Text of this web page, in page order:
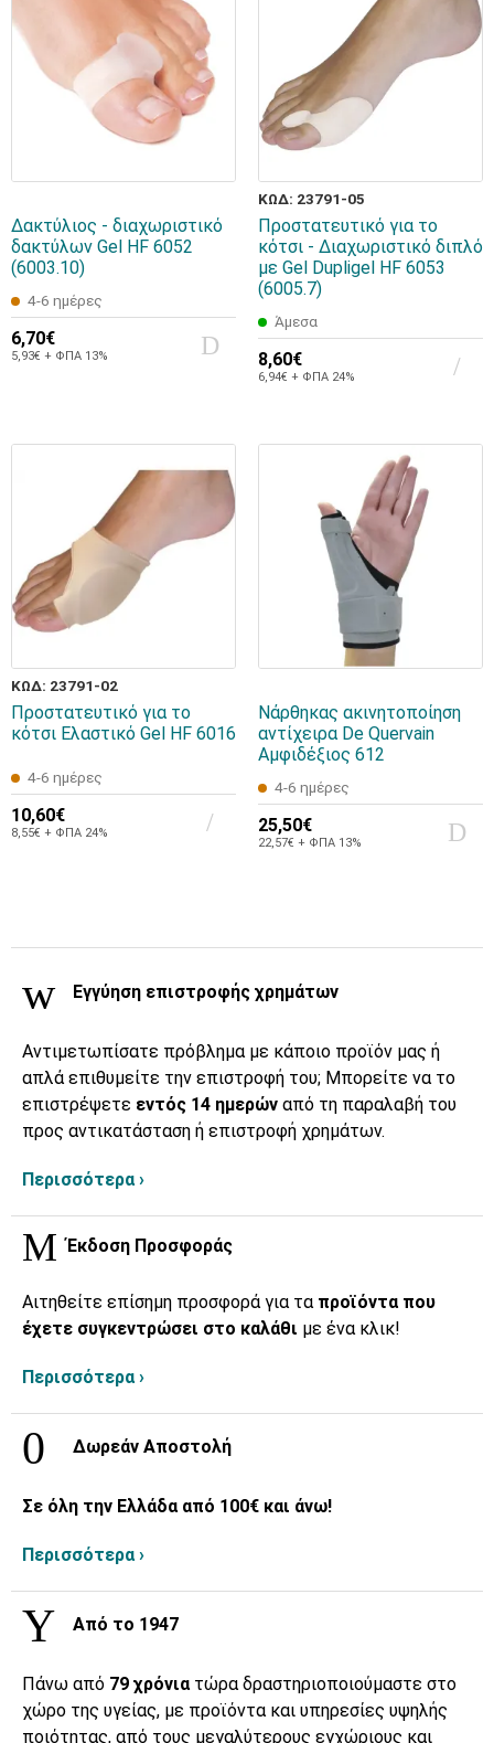
Δακτύλιος - διαχωριστικό
δακτύλων Gel HF 6052
(6003.10)
4-6 ημέρες
6,70€
5,93€ + ΦΠΑ 13%
ΚΩΔ: 23791-05
Προστατευτικό για το
κότσι - Διαχωριστικό διπλό
με Gel Dupligel HF 6053
(6005.7)
Άμεσα
8,60€
6,94€ + ΦΠΑ 24%
ΚΩΔ: 23791-02
Προστατευτικό για το
κότσι Ελαστικό Gel HF 6016
4-6 ημέρες
10,60€
8,55€ + ΦΠΑ 24%
Νάρθηκας ακινητοποίηση
αντίχειρα De Quervain
Αμφιδέξιος 612
4-6 ημέρες
25,50€
22,57€ + ΦΠΑ 13%
Εγγύηση επιστροφής χρημάτων
Αντιμετωπίσατε πρόβλημα με κάποιο προϊόν μας ή
απλά επιθυμείτε την επιστροφή του; Μπορείτε να το
επιστρέψετε εντός 14 ημερών από τη παραλαβή του
προς αντικατάσταση ή επιστροφή χρημάτων.
Περισσότερα ›
Έκδοση Προσφοράς
Αιτηθείτε επίσημη προσφορά για τα προϊόντα που
έχετε συγκεντρώσει στο καλάθι με ένα κλικ!
Περισσότερα ›
Δωρεάν Αποστολή
Σε όλη την Ελλάδα από 100€ και άνω!
Περισσότερα ›
Από το 1947
Πάνω από 79 χρόνια τώρα δραστηριοποιούμαστε στο
χώρο της υγείας, με προϊόντα και υπηρεσίες υψηλής
ποιότητας, από τους μεγαλύτερους εγχώριους και